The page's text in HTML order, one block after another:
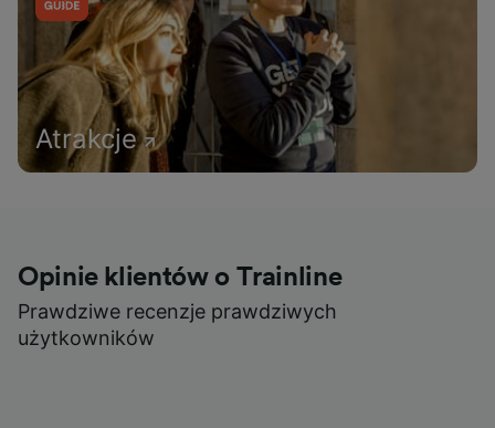
Atrakcje
Opinie klientów o Trainline
Prawdziwe recenzje prawdziwych
użytkowników